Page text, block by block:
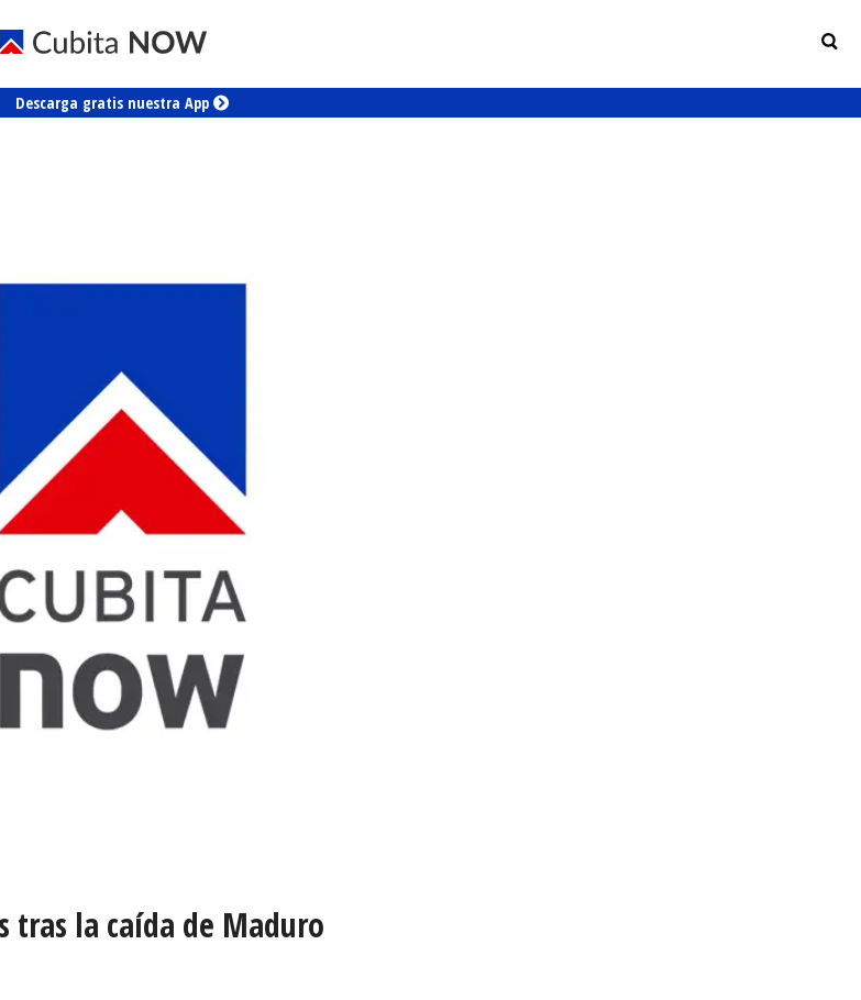
Descarga gratis nuestra App
tras la caída de Maduro